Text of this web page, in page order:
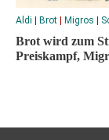
Aldi Brot Migros
Brot wird zum
Preiskampf,